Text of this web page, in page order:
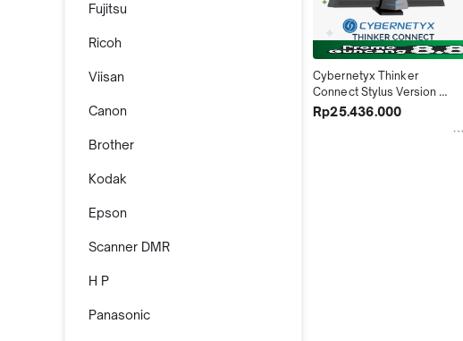
Fujitsu
Ricoh
Viisan
Canon
Brother
Kodak
Epson
Scanner DMR
H P
Panasonic
Cybernetyx Thinker
Connect Stylus Version
Interactive Camera
Rp25.436.000